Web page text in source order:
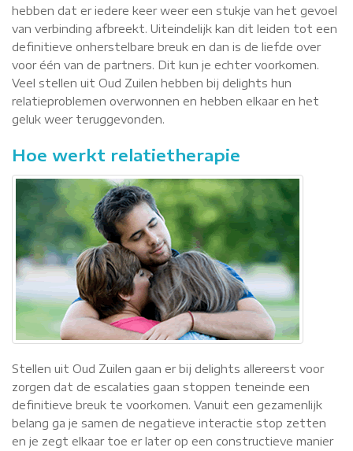
hebben dat er iedere keer weer een stukje van het gevoel
van verbinding afbreekt. Uiteindelijk kan dit leiden tot een
definitieve onherstelbare breuk en dan is de liefde over
voor één van de partners. Dit kun je echter voorkomen.
Veel stellen uit Oud Zuilen hebben bij delights hun
relatieproblemen overwonnen en hebben elkaar en het
geluk weer teruggevonden.
Hoe werkt relatietherapie
Stellen uit Oud Zuilen gaan er bij delights allereerst voor
zorgen dat de escalaties gaan stoppen teneinde een
definitieve breuk te voorkomen. Vanuit een gezamenlijk
belang ga je samen de negatieve interactie stop zetten
en je zegt elkaar toe er later op een constructieve manier